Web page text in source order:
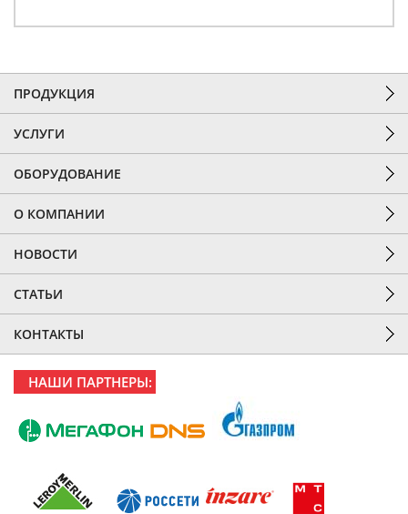
ПРОДУКЦИЯ
УСЛУГИ
ОБОРУДОВАНИЕ
О КОМПАНИИ
НОВОСТИ
СТАТЬИ
КОНТАКТЫ
НАШИ ПАРТНЕРЫ: